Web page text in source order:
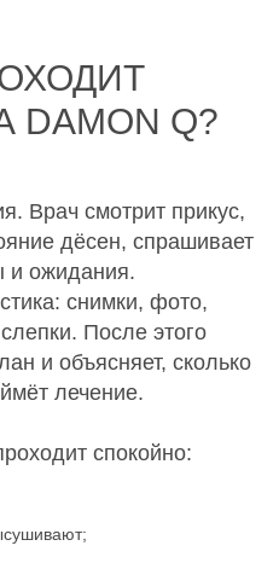
Q?
Врач смотрит прикус,
дёсен, спрашивает
и ожидания.
снимки, фото,
После этого
и объясняет, сколько
лечение.
спокойно: